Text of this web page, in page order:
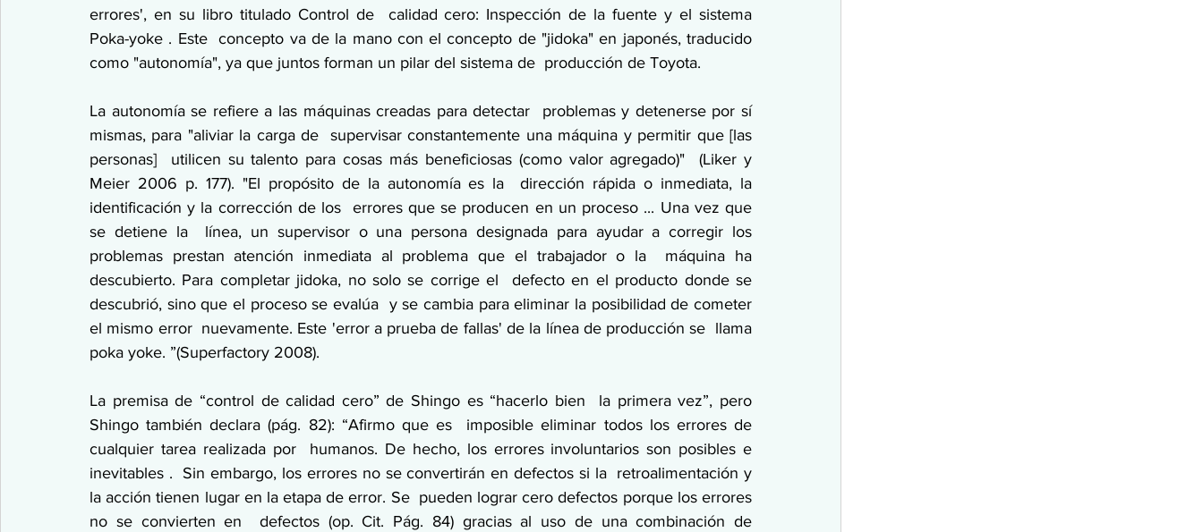
errores', en su libro titulado Control de  calidad cero: Inspección de la fuente y el sistema
Poka-yoke . Este  concepto va de la mano con el concepto de "jidoka" en japonés, traducido
como "autonomía", ya que juntos forman un pilar del sistema de  producción de Toyota.
La autonomía se refiere a las máquinas creadas para detectar  problemas y detenerse por sí
mismas, para "aliviar la carga de  supervisar constantemente una máquina y permitir que [las
personas]  utilicen su talento para cosas más beneficiosas (como valor agregado)"  (Liker y
Meier 2006 p. 177). "El propósito de la autonomía es la  dirección rápida o inmediata, la
identificación y la corrección de los  errores que se producen en un proceso ... Una vez que
se detiene la  línea, un supervisor o una persona designada para ayudar a corregir los
problemas prestan atención inmediata al problema que el trabajador o la  máquina ha
descubierto. Para completar jidoka, no solo se corrige el  defecto en el producto donde se
descubrió, sino que el proceso se evalúa  y se cambia para eliminar la posibilidad de cometer
el mismo error  nuevamente. Este 'error a prueba de fallas' de la línea de producción se  llama
poka yoke. ”(Superfactory 2008).
La premisa de “control de calidad cero” de Shingo es “hacerlo bien  la primera vez”, pero
Shingo también declara (pág. 82): “Afirmo que es  imposible eliminar todos los errores de
cualquier tarea realizada por  humanos. De hecho, los errores involuntarios son posibles e
inevitables .  Sin embargo, los errores no se convertirán en defectos si la  retroalimentación y
la acción tienen lugar en la etapa de error. Se  pueden lograr cero defectos porque los errores
no se convierten en  defectos (op. Cit. Pág. 84) gracias al uso de una combinación de